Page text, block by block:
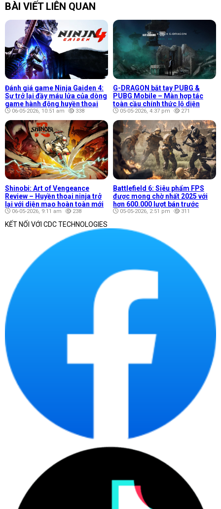
BÀI VIẾT LIÊN QUAN
Đánh giá game Ninja Gaiden 4:
Sự trở lại đầy máu lửa của dòng
game hành động huyền thoại
06-05-2026, 10:51 am 338
G-DRAGON bắt tay PUBG &
PUBG Mobile – Màn hợp tác
toàn cầu chính thức lộ diện
05-05-2026, 4:37 pm 271
Shinobi: Art of Vengeance
Review – Huyền thoại ninja trở
lại với diện mạo hoàn toàn mới
06-05-2026, 9:11 am 238
Battlefield 6: Siêu phẩm FPS
được mong chờ nhất 2025 với
hơn 600.000 lượt bán trước
05-05-2026, 2:51 pm 311
KẾT NỐI VỚI CDC TECHNOLOGIES